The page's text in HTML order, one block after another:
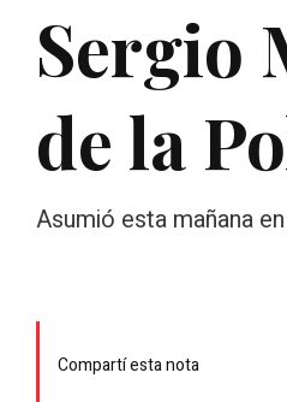
Sergio
de la
Asumió esta mañana
Compartí esta nota